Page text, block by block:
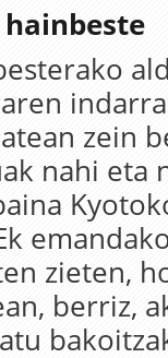
zein
nahi eta
zieten,
berriz,